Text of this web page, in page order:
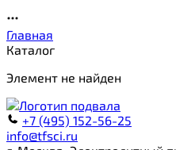
Главная
Каталог
Элемент не найден
+7 (495) 152-56-25
info@tfsci.ru